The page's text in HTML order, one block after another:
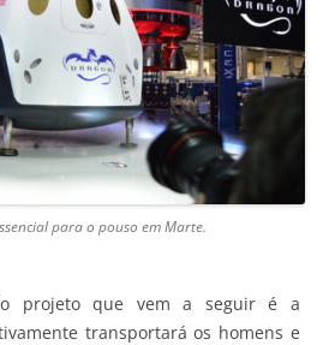
para o pouso em Marte.
projeto que vem a seguir é a
transportará os homens e